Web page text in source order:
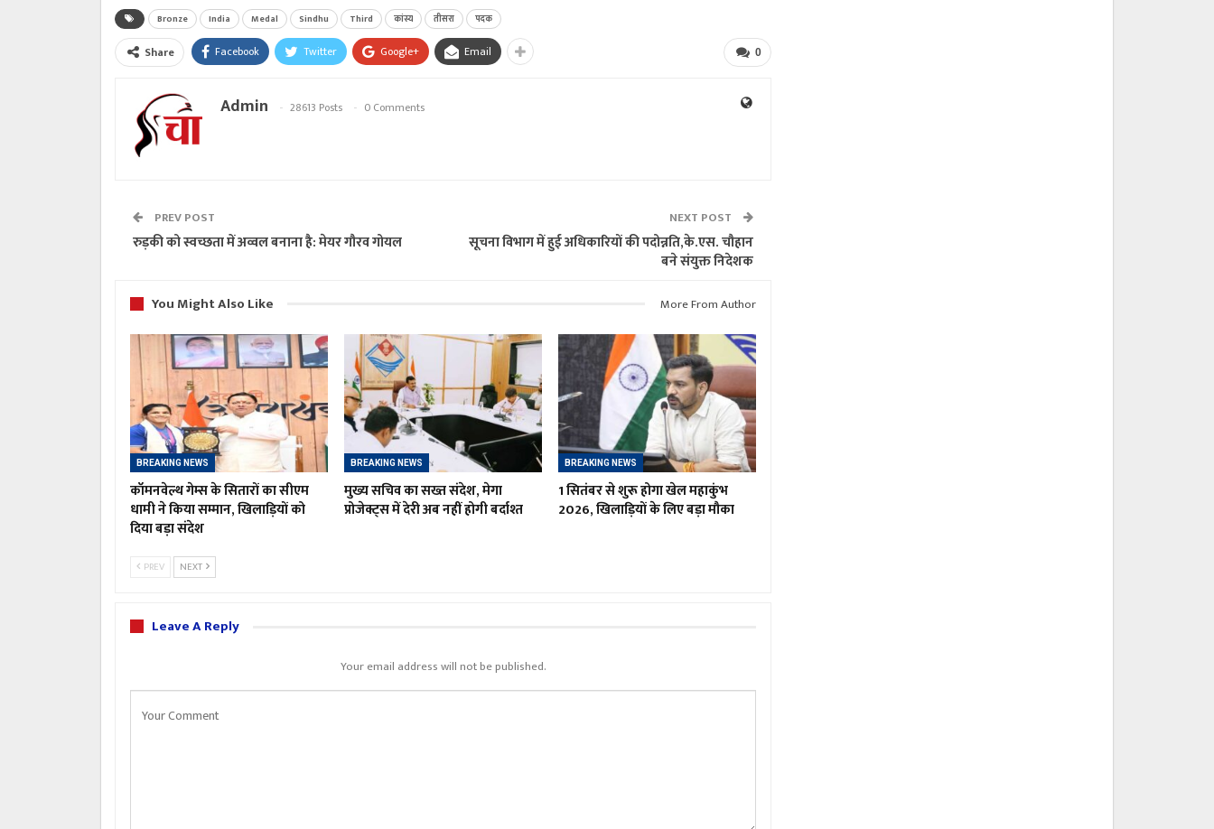
Bronze India Medal Sindhu Third कांस्य तीसरा पदक
0
Share Facebook Twitter Google+ Email
Admin 28613 Posts 0 Comments
PREV POST
रुड़की को स्वच्छता में अव्वल बनाना है: मेयर गौरव गोयल
NEXT POST
सूचना विभाग में हुई अधिकारियों की पदोन्नति,के.एस. चौहान
बने संयुक्त निदेशक
You Might Also Like
More From Author
BREAKING NEWS
कॉमनवेल्थ गेम्स के सितारों का सीएम
धामी ने किया सम्मान, खिलाड़ियों को
दिया बड़ा संदेश
BREAKING NEWS
मुख्य सचिव का सख्त संदेश, मेगा
प्रोजेक्ट्स में देरी अब नहीं होगी बर्दाश्त
BREAKING NEWS
1 सितंबर से शुरू होगा खेल महाकुंभ
2026, खिलाड़ियों के लिए बड़ा मौका
PREV NEXT
Leave A Reply
Your email address will not be published.